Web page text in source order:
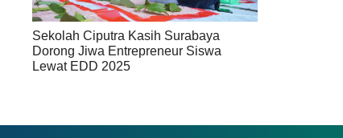
Sekolah Ciputra Kasih Surabaya
Dorong Jiwa Entrepreneur Siswa
Lewat EDD 2025